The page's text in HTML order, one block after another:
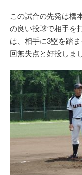
この試合の先発は橋
の良い投球で相手を
は、相手に3塁を踏
回無失点と好投しま